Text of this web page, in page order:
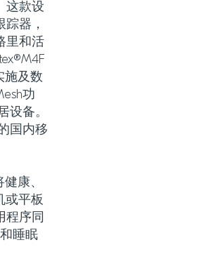
这款设
器，
里和活
施及数
功
设备。
国内移
康、
或平板
程序同
睡眠